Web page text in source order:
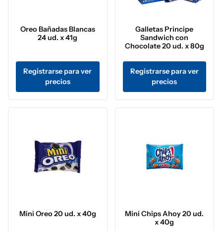
Oreo Bañadas Blancas
24 ud. x 41g
Registrarse para ver
precios
Galletas Principe
Sandwich con
Chocolate 20 ud. x 80g
Registrarse para ver
precios
Mini Oreo 20 ud. x 40g
Mini Chips Ahoy 20 ud.
x 40g